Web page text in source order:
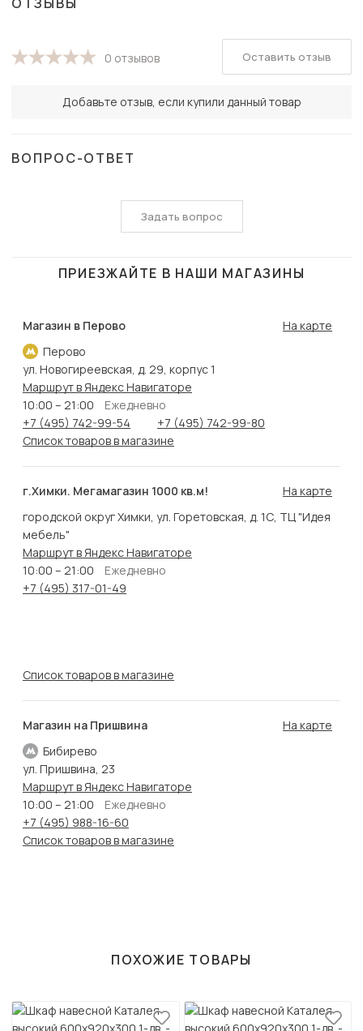
0 отзывов
Добавьте отзыв, если купили данный товар
Оставить отзыв
ВОПРОС-ОТВЕТ
Задать вопрос
ПРИЕЗЖАЙТЕ В НАШИ МАГАЗИНЫ
Магазин в Перово
Перово
На карте
ул. Новогиреевская, д. 29, корпус 1
Маршрут в Яндекс Навигаторе
10:00 – 21:00
Ежедневно
+7 (495) 742-99-54
+7 (495) 742-99-80
Список товаров в магазине
г.Химки. Мегамагазин 1000 кв.м!
На карте
городской округ Химки, ул. Горетовская, д. 1С, ТЦ "Идея
мебель"
Маршрут в Яндекс Навигаторе
10:00 – 21:00
Ежедневно
+7 (495) 317-01-49
Список товаров в магазине
Магазин на Пришвина
Бибирево
На карте
ул. Пришвина, 23
Маршрут в Яндекс Навигаторе
10:00 – 21:00
Ежедневно
+7 (495) 988-16-60
Список товаров в магазине
ПОХОЖИЕ ТОВАРЫ